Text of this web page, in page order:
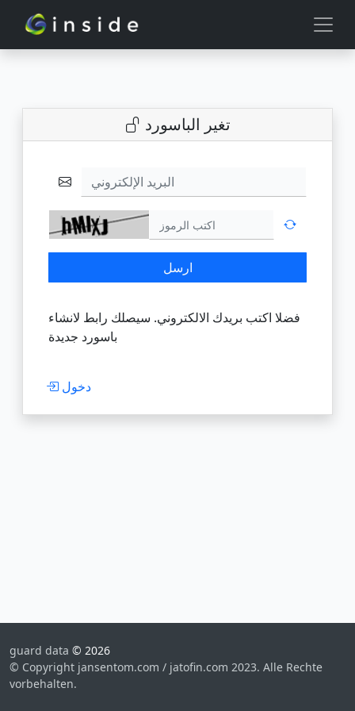
تغير الباسورد
البريد الإلكتروني
ارسل
فضلا اكتب بريدك الالكتروني. سيصلك رابط لانشاء
باسورد جديدة
دخول
guard data © 2026
© Copyright jansentom.com / jatofin.com 2023. Alle Rechte
vorbehalten.